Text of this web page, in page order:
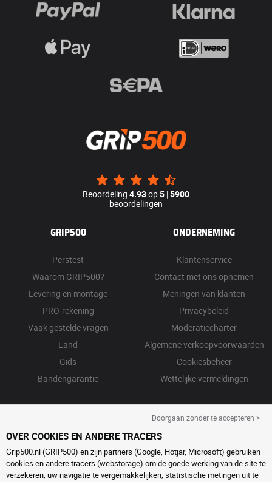
Beoordeling 4.93op5 |5900
beoordelingen
GRIP500
Perstest
Waarom GRIP500?
Levering en montage
PRO-rekening
Vaak gestelde vragen
Land
Gids
Bandengarantie
ONDERNEMING
Klantenservice
Contact met ons opnemen
Meningen van klanten
Privacybeleid
Moderatiecharter
Algemene verkoopvoorwaarden
Cookiesbeheer
Wettelijke vermeldingen
Doorgaan zonder te accepteren >
OVER COOKIES EN ANDERE TRACERS
Grip500.nl (GRIP500) en zijn partners (Google, Hotjar, Microsoft) gebruiken
cookies en andere tracers (webstorage) om de goede werking van de site te
verzekeren, uw navigatie te vergemakkelijken, statistische metingen uit te